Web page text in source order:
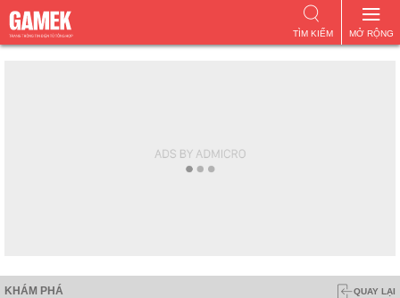
MỞ RỘNG
TÌM KIẾM
KHÁM PHÁ QUAY LẠI